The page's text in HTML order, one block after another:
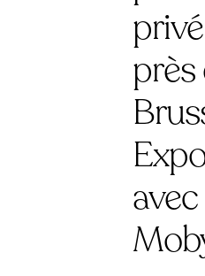
privé
près
avec